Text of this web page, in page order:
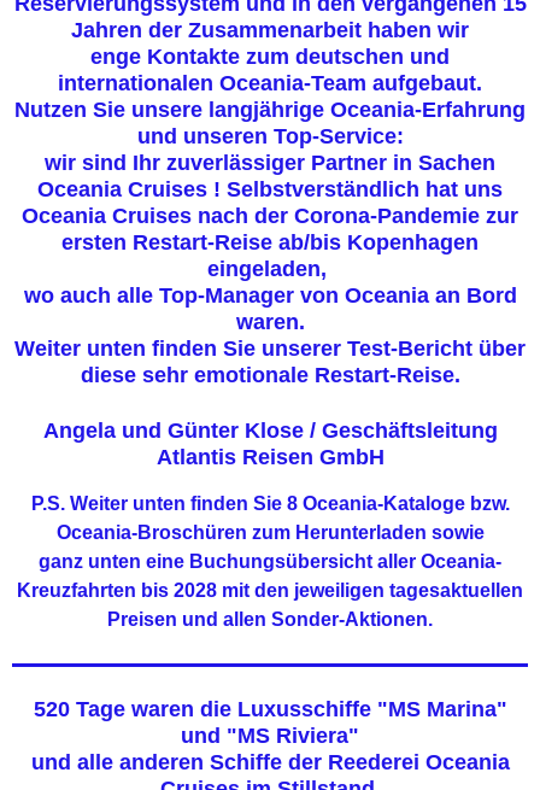
Jahren der Zusammenarbeit haben wir
enge Kontakte zum deutschen und
internationalen Oceania-Team aufgebaut.
Nutzen Sie unsere langjährige Oceania-Erfahrung
und unseren Top-Service:
wir sind Ihr zuverlässiger Partner in Sachen
Oceania Cruises ! Selbstverständlich hat uns
Oceania Cruises nach der Corona-Pandemie zur
ersten Restart-Reise ab/bis Kopenhagen
eingeladen,
wo auch alle Top-Manager von Oceania an Bord
waren.
Weiter unten finden Sie unserer Test-Bericht über
diese sehr emotionale Restart-Reise.
Angela und Günter Klose / Geschäftsleitung
Atlantis Reisen GmbH
P.S. Weiter unten finden Sie 8 Oceania-Kataloge bzw.
Oceania-Broschüren zum Herunterladen sowie
ganz unten eine Buchungsübersicht aller Oceania-
Kreuzfahrten bis 2028 mit den jeweiligen tagesaktuellen
Preisen und allen Sonder-Aktionen.
520 Tage waren die Luxusschiffe "MS Marina"
und "MS Riviera"
und alle anderen Schiffe der Reederei Oceania